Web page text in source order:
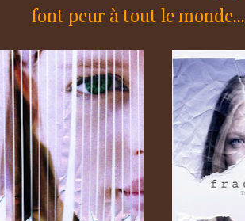
font peur à tout le monde...